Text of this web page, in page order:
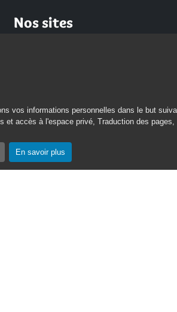
vos informations personnelles dans le but
et accès à l'espace privé, Traduction des pages,
En savoir plus
Nos sites
Nord Guadeloupe